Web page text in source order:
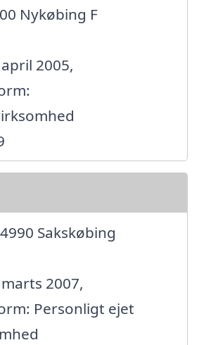
Nykøbing F
2005,
Sakskøbing
2007,
Personligt ejet